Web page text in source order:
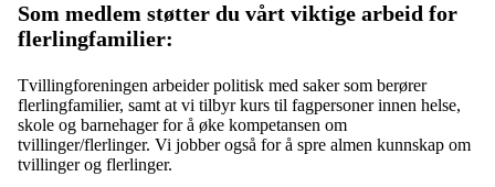
Som medlem støtter du vårt viktige arbeid for
flerlingfamilier:
Tvillingforeningen arbeider politisk med saker som berører
flerlingfamilier, samt at vi tilbyr kurs til fagpersoner innen helse,
skole og barnehager for å øke kompetansen om
tvillinger/flerlinger. Vi jobber også for å spre almen kunnskap om
tvillinger og flerlinger.